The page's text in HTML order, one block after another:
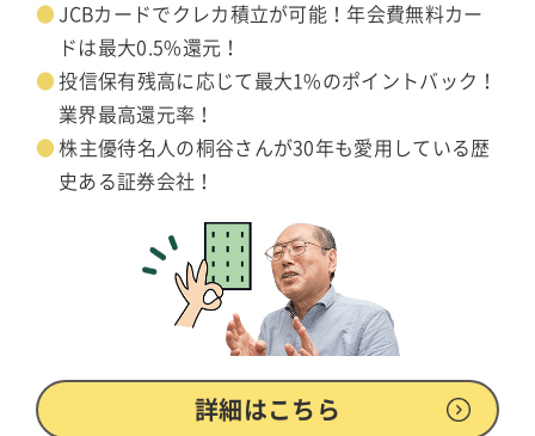
JCBカードでクレカ積立が可能！年会費無料カー
ドは最大0.5%還元！
投信保有残高に応じて最大1%のポイントバック！
業界最高還元率！
株主優待名人の桐谷さんが30年も愛用している歴
史ある証券会社！
詳細はこちら